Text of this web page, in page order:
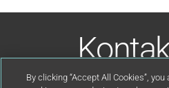
Sie
By clicking “Accept All Cookies”,